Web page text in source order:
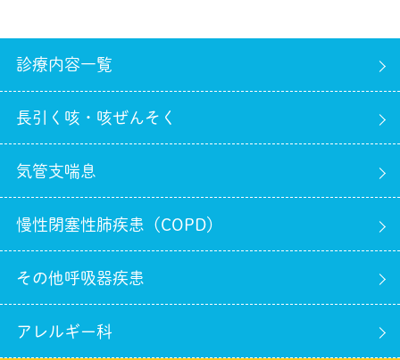
診療内容一覧
長引く咳・咳ぜんそく
気管支喘息
慢性閉塞性肺疾患（COPD）
その他呼吸器疾患
アレルギー科